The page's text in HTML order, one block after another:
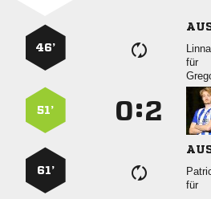
46’
für
51’ :
61’
für